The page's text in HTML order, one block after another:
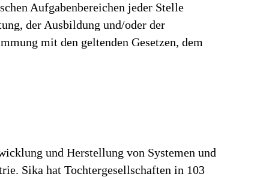
Aufgabenbereichen jeder Stelle
der Ausbildung und/oder der
mit den geltenden Gesetzen, dem
und Herstellung von Systemen und
Sika hat Tochtergesellschaften in 103